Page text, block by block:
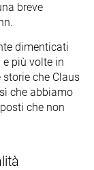
breve
dimenticati
più volte in
che Claus
che abbiamo
che non